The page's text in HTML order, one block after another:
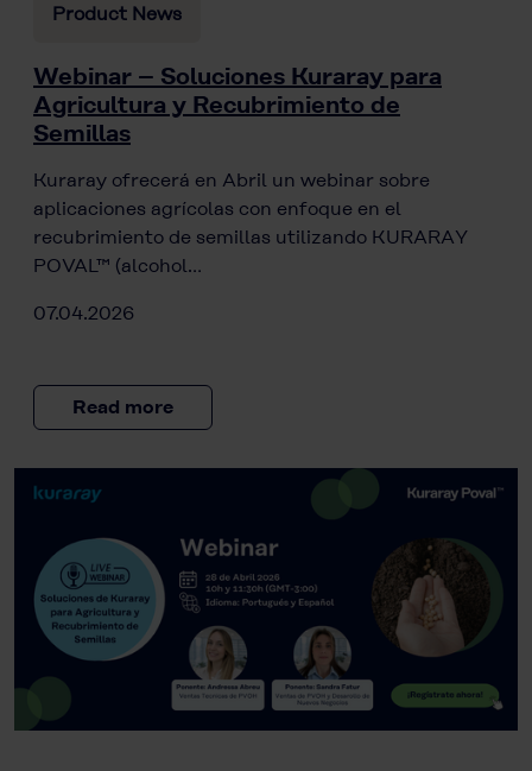
Product News
Webinar – Soluciones Kuraray para
Agricultura y Recubrimiento de
Semillas
Kuraray ofrecerá en Abril un webinar sobre
aplicaciones agrícolas con enfoque en el
recubrimiento de semillas utilizando KURARAY
POVAL™ (alcohol…
07.04.2026
Read more